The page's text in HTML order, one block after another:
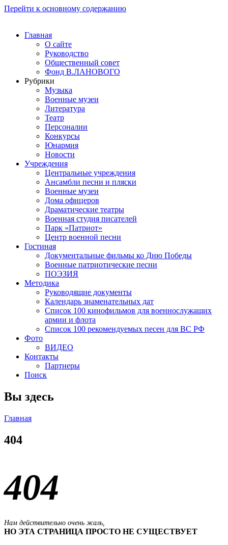
Перейти к основному содержанию
Главная
О сайте
Руководство
Общественный совет
Фонд В.ЛАНОВОГО
Рубрики
Музыка
Военные музеи
Литература
Театр
Персоналии
Конкурсы
Юнармия
Новости
Учреждения
Центральные учреждения
Ансамбли песни и пляски
Военные музеи
Дома офицеров
Драматические театры
Военная студия писателей
Парк «Патриот»
Центр военной песни
Гостиная
Документальные фильмы ко Дню Победы
Военные патриотические песни
ПОЭЗИЯ
Методика
Руководящие документы
Календарь знаменательных дат
Список 100 кинофильмов для военнослужащих
армии и флота
Список 100 рекомендуемых песен для ВС РФ
Фото
ВИДЕО
Контакты
Партнеры
Поиск
Вы здесь
Главная
404
404
Нам действительно очень жаль,
НО ЭТА СТРАНИЦА ПРОСТО НЕ СУЩЕСТВУЕТ